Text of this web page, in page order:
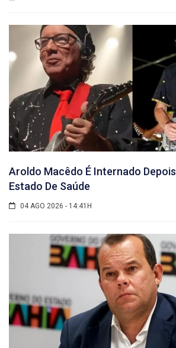
Aroldo Macêdo É Internado
Estado De Saúde
04 AGO 2026 - 14:41H